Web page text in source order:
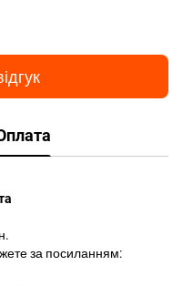
за посиланням: